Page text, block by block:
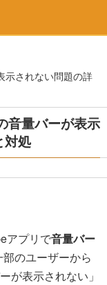
示されない問題の詳
音量バーが表示
対処
アプリで音量バー
のユーザーから
が表示されない」